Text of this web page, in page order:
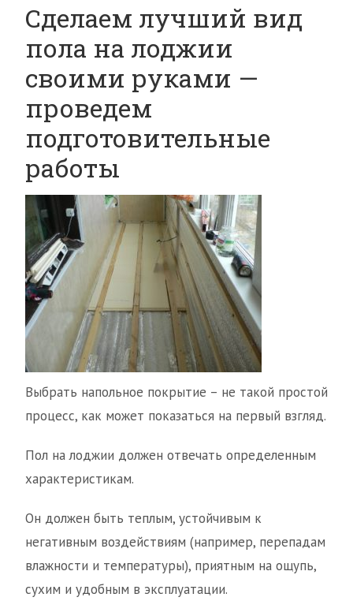
Сделаем лучший вид
пола на лоджии
своими руками —
проведем
подготовительные
работы
Выбрать напольное покрытие – не такой простой
процесс, как может показаться на первый взгляд.
Пол на лоджии должен отвечать определенным
характеристикам.
Он должен быть теплым, устойчивым к
негативным воздействиям (например, перепадам
влажности и температуры), приятным на ощупь,
сухим и удобным в эксплуатации.